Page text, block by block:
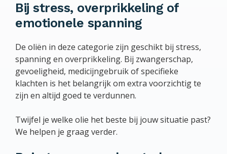
Bij stress, overprikkeling of
emotionele spanning
De oliën in deze categorie zijn geschikt bij stress,
spanning en overprikkeling. Bij zwangerschap,
gevoeligheid, medicijngebruik of specifieke
klachten is het belangrijk om extra voorzichtig te
zijn en altijd goed te verdunnen.
Twijfel je welke olie het beste bij jouw situatie past?
We helpen je graag verder.